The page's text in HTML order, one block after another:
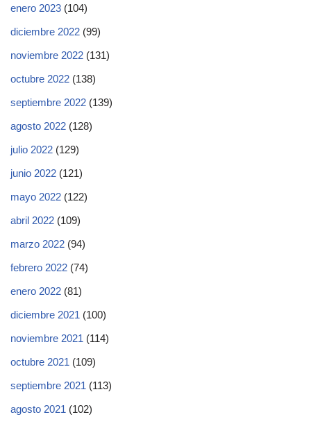
enero 2023 (104)
diciembre 2022 (99)
noviembre 2022 (131)
octubre 2022 (138)
septiembre 2022 (139)
agosto 2022 (128)
julio 2022 (129)
junio 2022 (121)
mayo 2022 (122)
abril 2022 (109)
marzo 2022 (94)
febrero 2022 (74)
enero 2022 (81)
diciembre 2021 (100)
noviembre 2021 (114)
octubre 2021 (109)
septiembre 2021 (113)
agosto 2021 (102)